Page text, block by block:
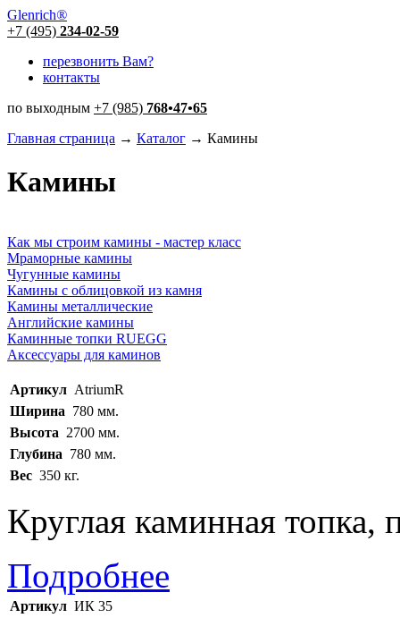
Glenrich®
+7 (495) 234-02-59
перезвонить Вам?
контакты
по выходным +7 (985) 768•47•65
Главная страница → Каталог → Камины
Камины
Как мы строим камины - мастер класс
Мраморные камины
Чугунные камины
Камины с облицовкой из камня
Камины металлические
Английские камины
Каминные топки RUEGG
Аксессуары для каминов
Артикул AtriumR
Ширина 780 мм.
Высота 2700 мм.
Глубина 780 мм.
Вес 350 кг.
Круглая каминная топка,
Подробнее
Артикул ИК 35